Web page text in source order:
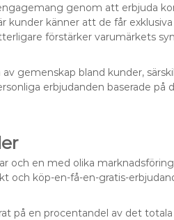
genom att erbjuda
känner att de får
förstärker varumärkets
gemenskap bland kunder,
erbjudanden baserade på
och en med olika
och köp-en-få-en-gratis-
på en procentandel av det